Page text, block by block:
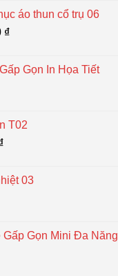
áo thun cổ trụ 06
₫
Gọn In Họa Tiết
T02
03
Gấp Gọn Mini Đa Năng